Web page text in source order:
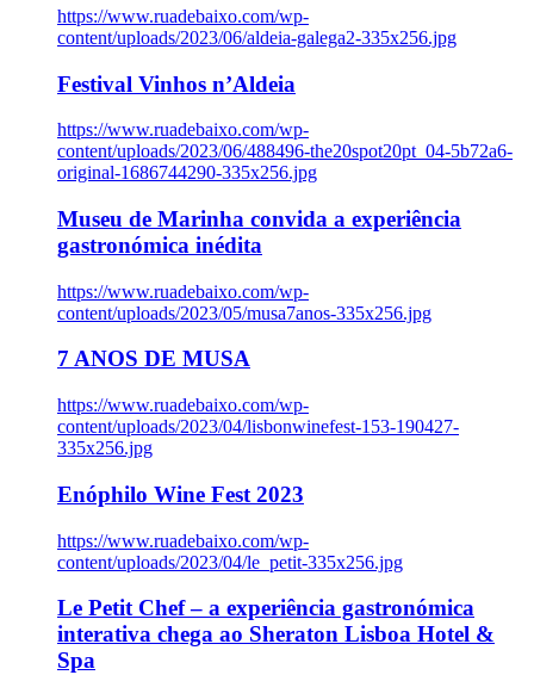
https://www.ruadebaixo.com/wp-
content/uploads/2023/06/aldeia-galega2-335x256.jpg
Festival Vinhos n’Aldeia
https://www.ruadebaixo.com/wp-
content/uploads/2023/06/488496-the20spot20pt_04-5b72a6-
original-1686744290-335x256.jpg
Museu de Marinha convida a experiência
gastronómica inédita
https://www.ruadebaixo.com/wp-
content/uploads/2023/05/musa7anos-335x256.jpg
7 ANOS DE MUSA
https://www.ruadebaixo.com/wp-
content/uploads/2023/04/lisbonwinefest-153-190427-
335x256.jpg
Enóphilo Wine Fest 2023
https://www.ruadebaixo.com/wp-
content/uploads/2023/04/le_petit-335x256.jpg
Le Petit Chef – a experiência gastronómica
interativa chega ao Sheraton Lisboa Hotel &
Spa